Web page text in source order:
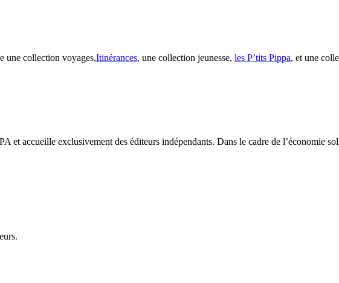
une collection voyages,Itinérances, une collection jeunesse, les P’tits Pippa, et une
et accueille exclusivement des éditeurs indépendants. Dans le cadre de l’économie